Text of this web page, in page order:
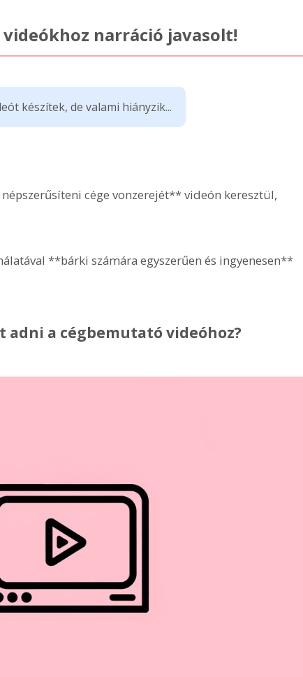
narráció javasolt!
készítek, de valami hiányzik...
cége vonzerejét** videón keresztül,
**bárki számára egyszerűen és ingyenesen**
a cégbemutató videóhoz?